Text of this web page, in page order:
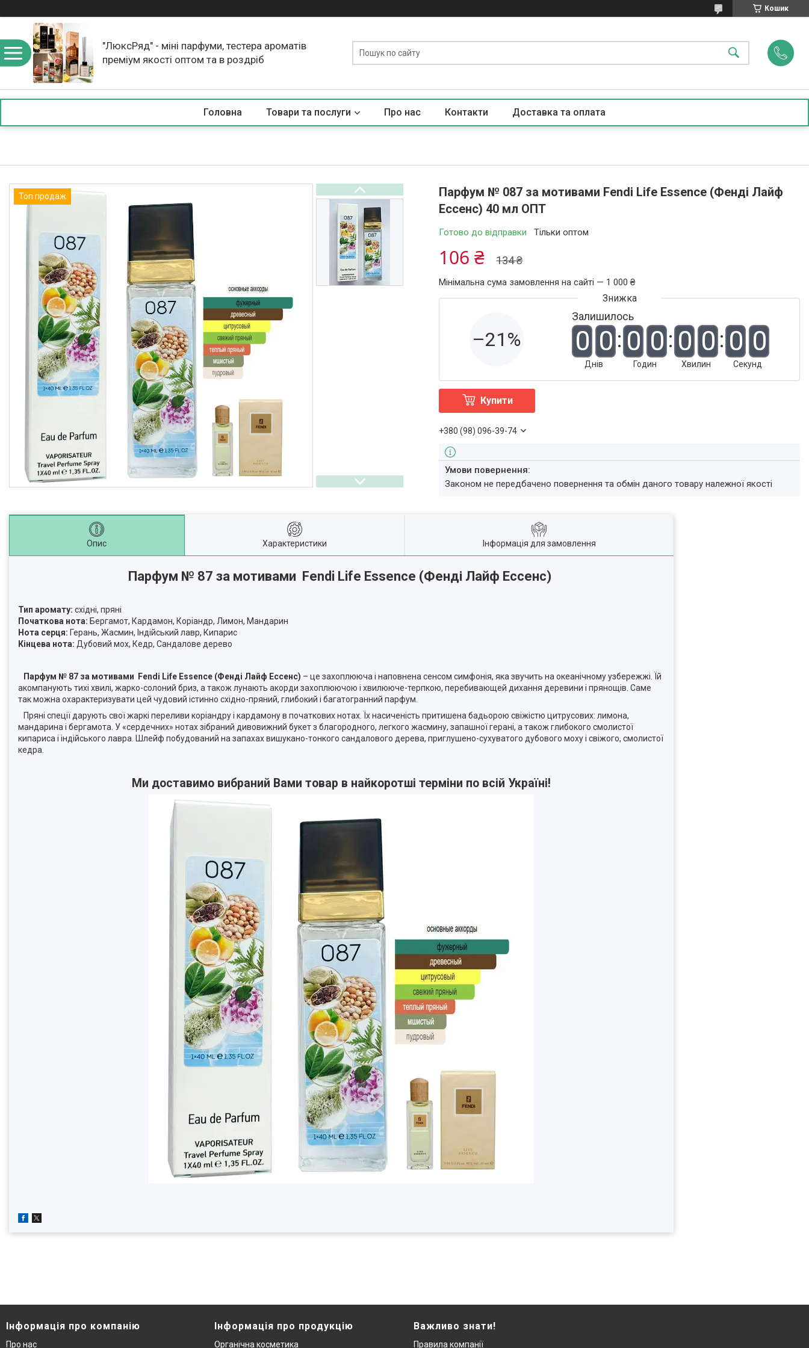
Кошик
"ЛюксРяд" - міні парфуми, тестера ароматів
преміум якості оптом та в роздріб
Головна Товари та послуги Про нас Контакти Доставка та оплата
Топ продаж
Парфум № 087 за мотивами Fendi Life Essence (Фенді Лайф
Ессенс) 40 мл ОПТ
Готово до відправки Тільки оптом
134 ₴
106 ₴
Мінімальна сума замовлення на сайті — 1 000 ₴
–21%
Залишилось
0 0
Днів
0 0
Годин
0 0
Хвилин
0 0
Секунд
Купити
+380 (98) 096-39-74
Законом не передбачено повернення та обмін даного товару належної якості
Опис Характеристики Інформація для замовлення
Парфум № 87 за мотивами Fendi Life Essence (Фенді Лайф Ессенс)
Тип аромату: східні, пряні
Початкова нота: Бергамот, Кардамон, Коріандр, Лимон, Мандарин
Нота серця: Герань, Жасмин, Індійський лавр, Кипарис
Кінцева нота: Дубовий мох, Кедр, Сандалове дерево
Парфум № 87 за мотивами Fendi Life Essence (Фенді Лайф Ессенс) – це захоплююча і наповнена сенсом симфонія, яка звучить на океанічному узбережжі. Їй
акомпанують тихі хвилі, жарко-солоний бриз, а також лунають акорди захоплюючою і хвилююче-терпкою, перебивающей дихання деревини і прянощів. Саме
так можна охарактеризувати цей чудовий істинно східно-пряний, глибокий і багатогранний парфум.
Пряні спеції дарують свої жаркі переливи коріандру і кардамону в початкових нотах. Їх насиченість притишена бадьорою свіжістю цитрусових: лимона,
мандарина і бергамота. У «сердечних» нотах зібраний дивовижний букет з благородного, легкого жасмину, запашної герані, а також глибокого смолистої
кипариса і індійського лавра. Шлейф побудований на запахах вишукано-тонкого сандалового дерева, приглушено-сухуватого дубового моху і свіжого, смолистої
кедра.
Ми доставимо вибраний Вами товар в найкоротші терміни по всій Україні!
Інформація про компанію
Про нас
Інформація про продукцію
Органічна косметика
Важливо знати!
Правила компанії